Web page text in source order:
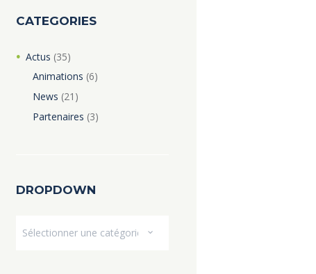
CATEGORIES
Actus (35)
Animations (6)
News (21)
Partenaires (3)
DROPDOWN